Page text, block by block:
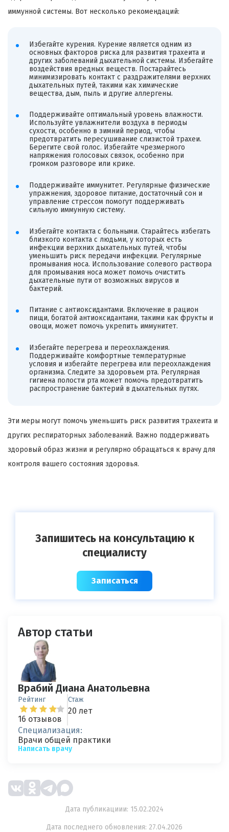
иммунной системы. Вот несколько рекомендаций:
Избегайте курения. Курение является одним из
основных факторов риска для развития трахеита и
других заболеваний дыхательной системы. Избегайте
воздействия вредных веществ. Постарайтесь
минимизировать контакт с раздражителями верхних
дыхательных путей, такими как химические
вещества, дым, пыль и другие аллергены.
Поддерживайте оптимальный уровень влажности.
Используйте увлажнители воздуха в периоды
сухости, особенно в зимний период, чтобы
предотвратить пересушивание слизистой трахеи.
Берегите свой голос. Избегайте чрезмерного
напряжения голосовых связок, особенно при
громком разговоре или крике.
Поддерживайте иммунитет. Регулярные физические
упражнения, здоровое питание, достаточный сон и
управление стрессом помогут поддерживать
сильную иммунную систему.
Избегайте контакта с больными. Старайтесь избегать
близкого контакта с людьми, у которых есть
инфекции верхних дыхательных путей, чтобы
уменьшить риск передачи инфекции. Регулярные
промывания носа. Использование солевого раствора
для промывания носа может помочь очистить
дыхательные пути от возможных вирусов и
бактерий.
Питание с антиоксидантами. Включение в рацион
пищи, богатой антиоксидантами, такими как фрукты и
овощи, может помочь укрепить иммунитет.
Избегайте перегрева и переохлаждения.
Поддерживайте комфортные температурные
условия и избегайте перегрева или переохлаждения
организма. Следите за здоровьем рта. Регулярная
гигиена полости рта может помочь предотвратить
распространение бактерий в дыхательных путях.
Эти меры могут помочь уменьшить риск развития трахеита и
других респираторных заболеваний. Важно поддерживать
здоровый образ жизни и регулярно обращаться к врачу для
контроля вашего состояния здоровья.
Запишитесь на консультацию к
специалисту
Записаться
Автор статьи
Врабий Диана Анатольевна
Рейтинг
16 отзывов
Стаж
20 лет
Специализация:
Врачи общей практики
Написать врачу
Дата публикациии: 15.02.2024
Дата последнего обновления: 27.04.2026